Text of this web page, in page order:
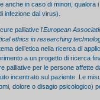
anche in caso di minori, qualora
infezione dal virus).
palliative l’European
ethics in researching
dell’etica nella ricerca di
a un progetto di ricerca
palliative per le persone affette
incentrato sul paziente. Le
dolore o disagio psicologico)